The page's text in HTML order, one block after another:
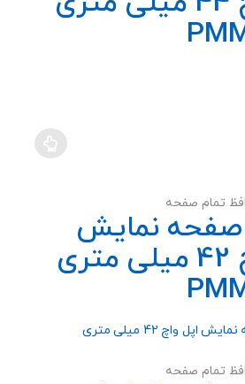
تمام صفحه
صفحه نمایش
اپل واچ 42 میلی متری
تمام صفحه